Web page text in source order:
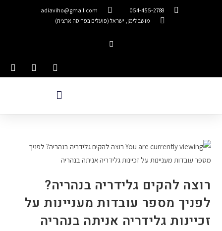
054-455-2788
adiaviho@gmail.com
מושב לימן, ישראל (פועלים בפריסה ארצית)
רוצה להקים גלידריה בנהריה?
לפניך מספר עובדות מעניינות על
זכיינות גלידריה אניתה בנהריה